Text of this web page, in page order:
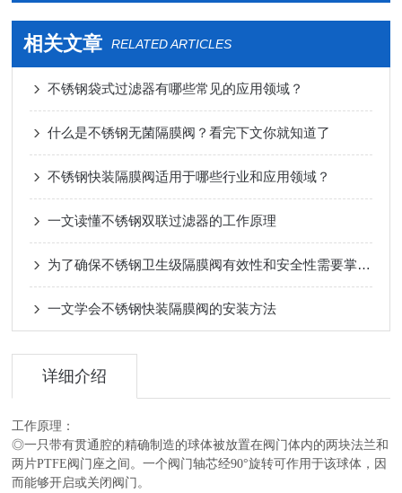
相关文章 RELATED ARTICLES
不锈钢袋式过滤器有哪些常见的应用领域？
什么是不锈钢无菌隔膜阀？看完下文你就知道了
不锈钢快装隔膜阀适用于哪些行业和应用领域？
一文读懂不锈钢双联过滤器的工作原理
为了确保不锈钢卫生级隔膜阀有效性和安全性需要掌握哪些使用技巧？
一文学会不锈钢快装隔膜阀的安装方法
详细介绍
工作原理：
◎一只带有贯通腔的精确制造的球体被放置在阀门体内的两块法兰和
两片PTFE阀门座之间。一个阀门轴芯经90°旋转可作用于该球体，因
而能够开启或关闭阀门。